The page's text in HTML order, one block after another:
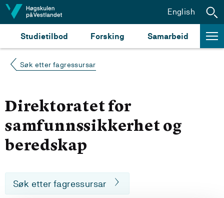
Hopp til innhald
Studietilbod Forsking Samarbeid
English
Søk etter fagressursar
Direktoratet for
samfunnssikkerhet og
beredskap
Søk etter fagressursar